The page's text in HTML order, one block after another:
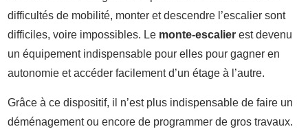
difficultés de mobilité, monter et descendre l’escalier sont
difficiles, voire impossibles. Le monte-escalier est devenu
un équipement indispensable pour elles pour gagner en
autonomie et accéder facilement d’un étage à l’autre.
Grâce à ce dispositif, il n’est plus indispensable de faire un
déménagement ou encore de programmer de gros travaux.